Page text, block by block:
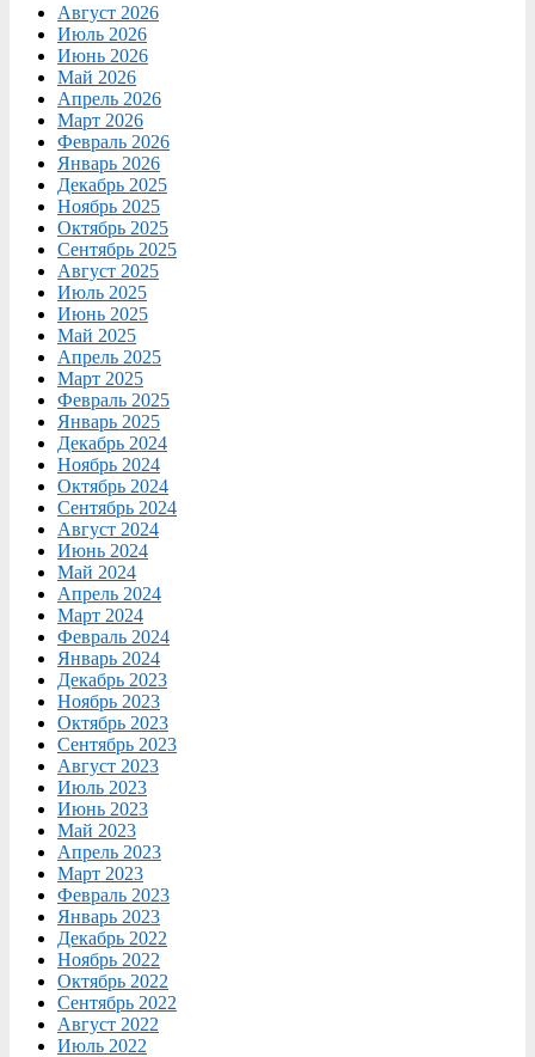
Август 2026
Июль 2026
Июнь 2026
Май 2026
Апрель 2026
Март 2026
Февраль 2026
Январь 2026
Декабрь 2025
Ноябрь 2025
Октябрь 2025
Сентябрь 2025
Август 2025
Июль 2025
Июнь 2025
Май 2025
Апрель 2025
Март 2025
Февраль 2025
Январь 2025
Декабрь 2024
Ноябрь 2024
Октябрь 2024
Сентябрь 2024
Август 2024
Июнь 2024
Май 2024
Апрель 2024
Март 2024
Февраль 2024
Январь 2024
Декабрь 2023
Ноябрь 2023
Октябрь 2023
Сентябрь 2023
Август 2023
Июль 2023
Июнь 2023
Май 2023
Апрель 2023
Март 2023
Февраль 2023
Январь 2023
Декабрь 2022
Ноябрь 2022
Октябрь 2022
Сентябрь 2022
Август 2022
Июль 2022